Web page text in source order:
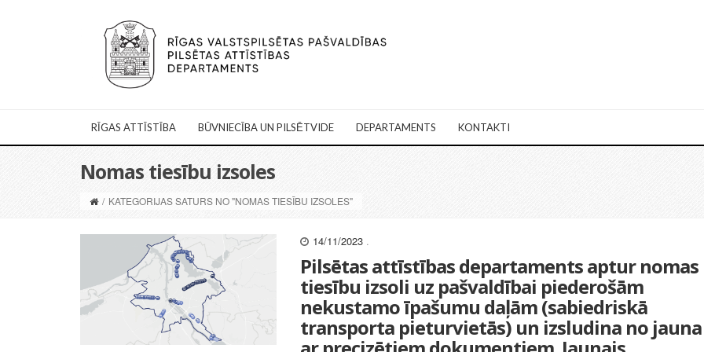
RĪGAS ATTĪSTĪBA BŪVNIECĪBA UN PILSĒTVIDE DEPARTAMENTS KONTAKTI
Nomas tiesību izsoles
/ KATEGORIJAS SATURS NO "NOMAS TIESĪBU IZSOLES"
14/11/2023 .
Pilsētas attīstības departaments aptur nomas
tiesību izsoli uz pašvaldībai piederošām
nekustamo īpašumu daļām (sabiedriskā
transporta pieturvietās) un izsludina no jauna